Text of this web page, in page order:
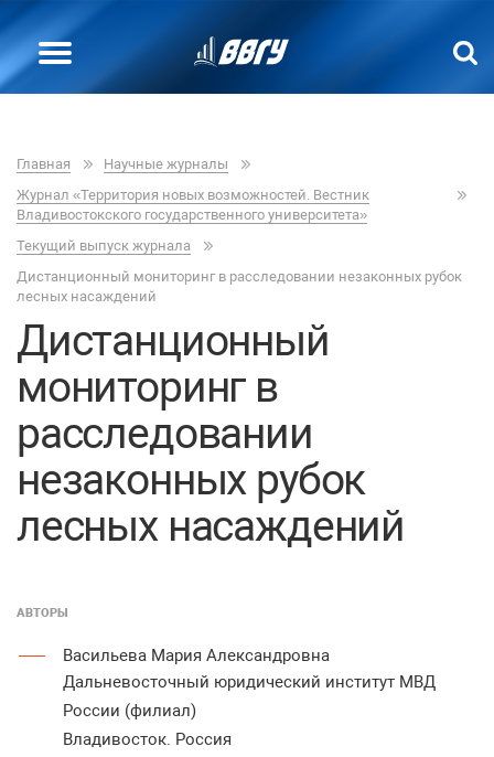
Главная
Научные журналы
Журнал «Территория новых возможностей. Вестник
Владивостокского государственного университета»
Текущий выпуск журнала
Дистанционный мониторинг в расследовании незаконных рубок
лесных насаждений
Дистанционный
мониторинг в
расследовании
незаконных рубок
лесных насаждений
АВТОРЫ
Васильева Мария Александровна
Дальневосточный юридический институт МВД
России (филиал)
Владивосток. Россия